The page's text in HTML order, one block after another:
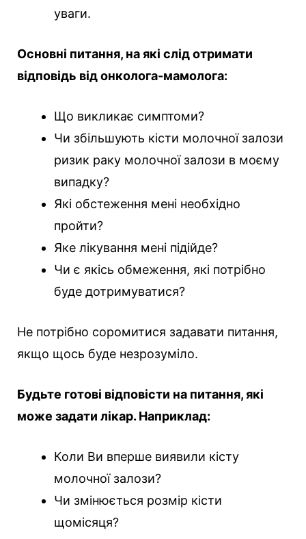
уваги.
Основні питання, на які слід отримати
відповідь від онколога-мамолога:
Що викликає симптоми?
Чи збільшують кісти молочної залози
ризик раку молочної залози в моєму
випадку?
Які обстеження мені необхідно
пройти?
Яке лікування мені підійде?
Чи є якісь обмеження, які потрібно
буде дотримуватися?
Не потрібно соромитися задавати питання,
якщо щось буде незрозуміло.
Будьте готові відповісти на питання, які
може задати лікар. Наприклад:
Коли Ви вперше виявили кісту
молочної залози?
Чи змінюється розмір кісти
щомісяця?